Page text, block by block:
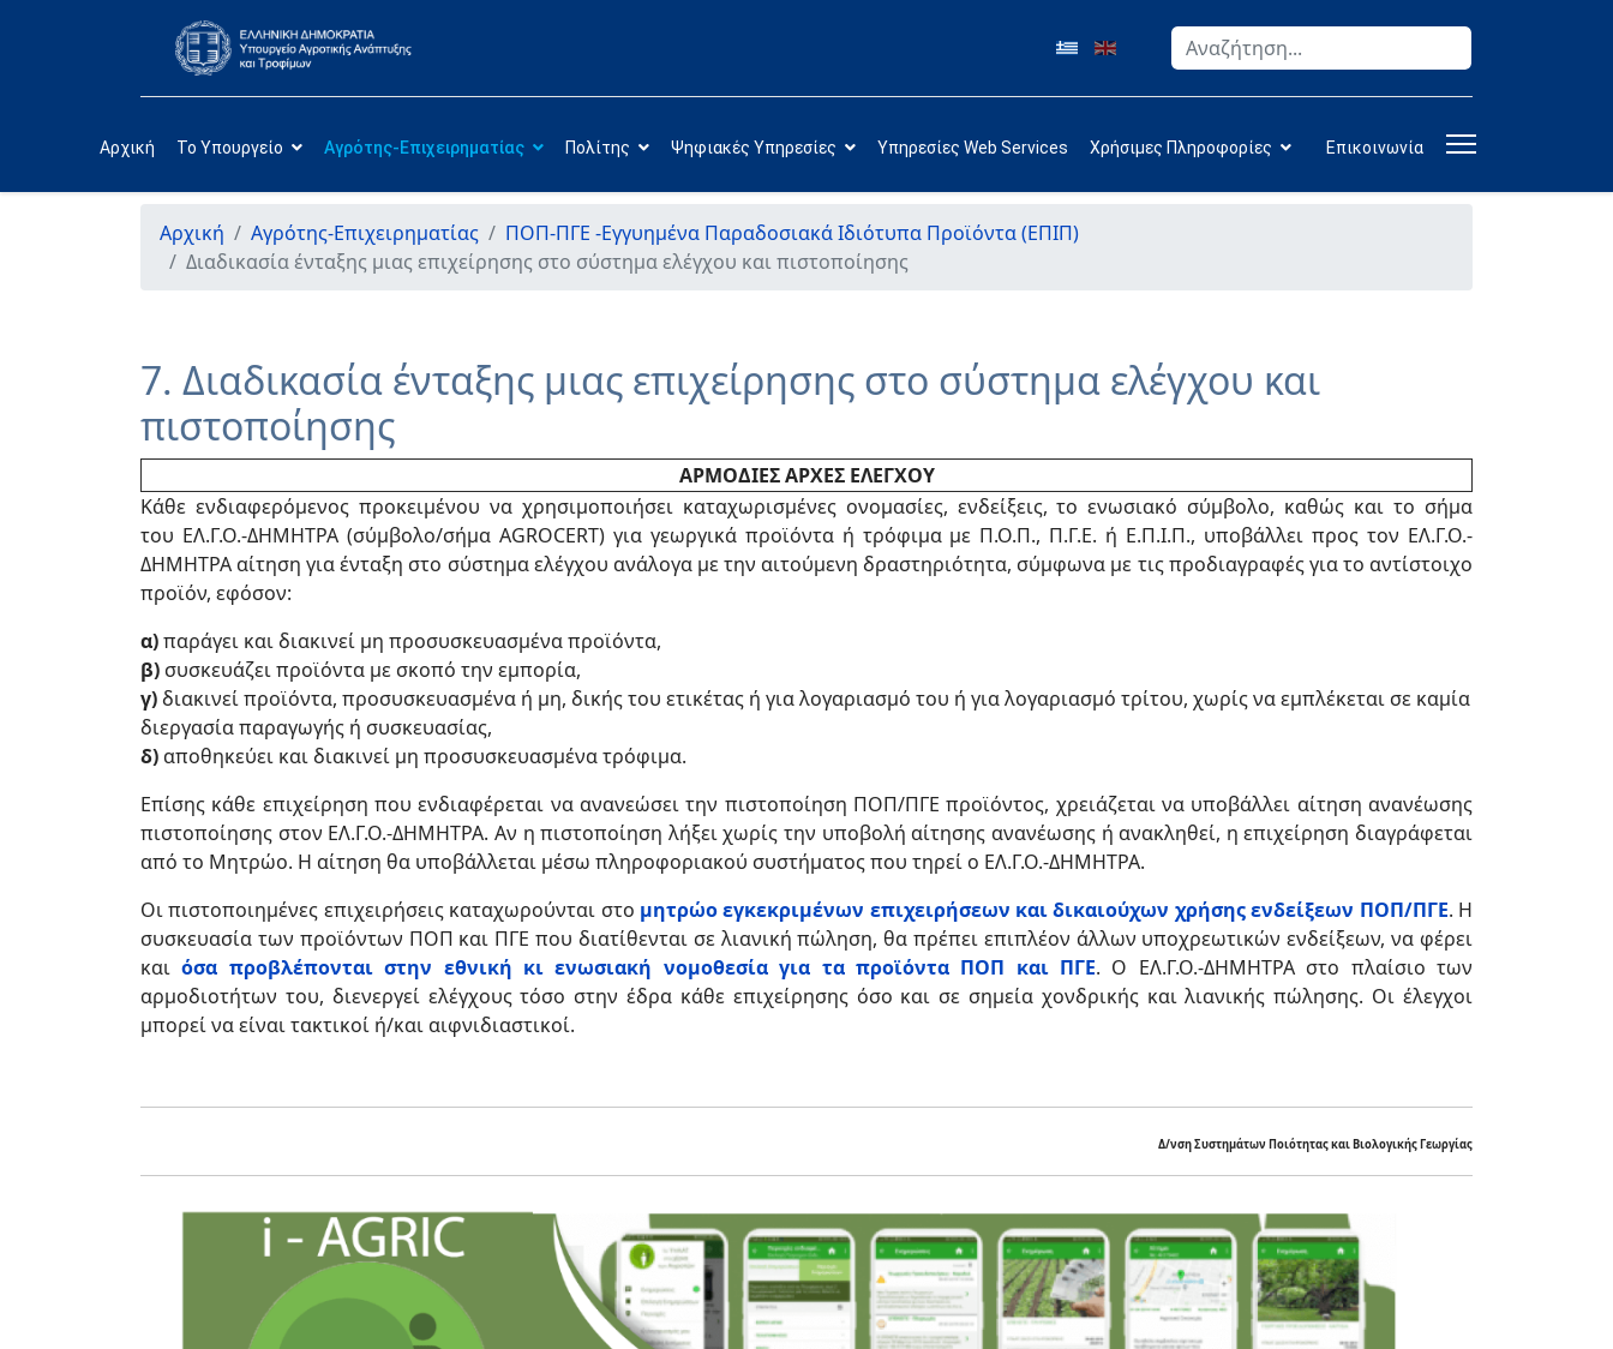
Αναζήτηση
Αρχική Το Υπουργείο Αγρότης-Επιχειρηματίας Πολίτης Ψηφιακές Υπηρεσίες Υπηρεσίες Web Services Χρήσιμες Πληροφορίες Επικοινωνία
Αρχική Αγρότης-Επιχειρηματίας
ΠΟΠ-ΠΓΕ -Εγγυημένα Παραδοσιακά Ιδιότυπα Προϊόντα (ΕΠΙΠ)
Διαδικασία ένταξης μιας επιχείρησης στο σύστημα ελέγχου και πιστοποίησης
7. Διαδικασία ένταξης μιας επιχείρησης στο σύστημα ελέγχου και
πιστοποίησης
ΑΡΜΟΔΙΕΣ ΑΡΧΕΣ ΕΛΕΓΧΟΥ
Κάθε ενδιαφερόμενος προκειμένου να χρησιμοποιήσει καταχωρισμένες ονομασίες, ενδείξεις, το ενωσιακό σύμβολο, καθώς και το σήμα
του ΕΛ.Γ.Ο.-ΔΗΜΗΤΡΑ (σύμβολο/σήμα AGROCERT) για γεωργικά προϊόντα ή τρόφιμα με Π.Ο.Π., Π.Γ.Ε. ή Ε.Π.Ι.Π., υποβάλλει προς τον ΕΛ.Γ.Ο.-
ΔΗΜΗΤΡΑ αίτηση για ένταξη στο σύστημα ελέγχου ανάλογα με την αιτούμενη δραστηριότητα, σύμφωνα με τις προδιαγραφές για το αντίστοιχο
προϊόν, εφόσον:
α)παράγει και διακινεί μη προσυσκευασμένα προϊόντα,
β) συσκευάζει προϊόντα με σκοπό την εμπορία,
γ) διακινεί προϊόντα, προσυσκευασμένα ή μη, δικής του ετικέτας ή για λογαριασμό του ή για λογαριασμό τρίτου, χωρίς να εμπλέκεται σε καμία
διεργασία παραγωγής ή συσκευασίας,
δ)αποθηκεύει και διακινεί μη προσυσκευασμένα τρόφιμα.
Επίσης κάθε επιχείρηση που ενδιαφέρεται να ανανεώσει την πιστοποίηση ΠΟΠ/ΠΓΕ προϊόντος, χρειάζεται να υποβάλλει αίτηση ανανέωσης
πιστοποίησης στον ΕΛ.Γ.Ο.-ΔΗΜΗΤΡΑ. Αν η πιστοποίηση λήξει χωρίς την υποβολή αίτησης ανανέωσης ή ανακληθεί, η επιχείρηση διαγράφεται
από το Μητρώο. Η αίτηση θα υποβάλλεται μέσω πληροφοριακού συστήματος που τηρεί ο ΕΛ.Γ.Ο.-ΔΗΜΗΤΡΑ.
Οι πιστοποιημένες επιχειρήσεις καταχωρούνται στο μητρώο εγκεκριμένων επιχειρήσεων και δικαιούχων χρήσης ενδείξεων ΠΟΠ/ΠΓΕ. Η
συσκευασία των προϊόντων ΠΟΠ και ΠΓΕ που διατίθενται σε λιανική πώληση, θα πρέπει επιπλέον άλλων υποχρεωτικών ενδείξεων, να φέρει
καιόσα προβλέπονται στην εθνική κι ενωσιακή νομοθεσία για τα προϊόντα ΠΟΠ και ΠΓΕ. Ο ΕΛ.Γ.Ο.-ΔΗΜΗΤΡΑ στο πλαίσιο των
αρμοδιοτήτων του, διενεργεί ελέγχους τόσο στην έδρα κάθε επιχείρησης όσο και σε σημεία χονδρικής και λιανικής πώλησης. Οι έλεγχοι
μπορεί να είναι τακτικοί ή/και αιφνιδιαστικοί.
Δ/νση Συστημάτων Ποιότητας και Βιολογικής Γεωργίας